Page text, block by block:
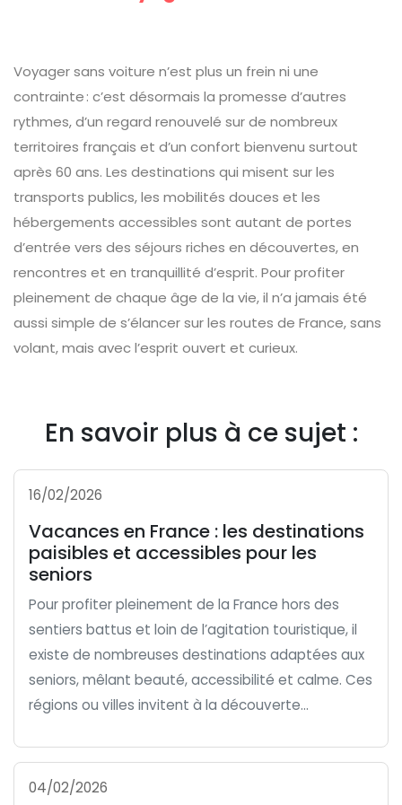
Voyager sans voiture n’est plus un frein ni une
contrainte : c’est désormais la promesse d’autres
rythmes, d’un regard renouvelé sur de nombreux
territoires français et d’un confort bienvenu surtout
après 60 ans. Les destinations qui misent sur les
transports publics, les mobilités douces et les
hébergements accessibles sont autant de portes
d’entrée vers des séjours riches en découvertes, en
rencontres et en tranquillité d’esprit. Pour profiter
pleinement de chaque âge de la vie, il n’a jamais été
aussi simple de s’élancer sur les routes de France, sans
volant, mais avec l’esprit ouvert et curieux.
En savoir plus à ce sujet :
16/02/2026
Vacances en France : les destinations
paisibles et accessibles pour les
seniors
Pour profiter pleinement de la France hors des
sentiers battus et loin de l’agitation touristique, il
existe de nombreuses destinations adaptées aux
seniors, mêlant beauté, accessibilité et calme. Ces
régions ou villes invitent à la découverte...
04/02/2026